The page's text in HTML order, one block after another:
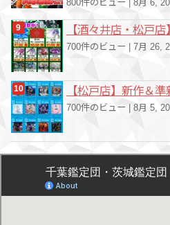
800件のビュー 8月 6,
【酒々井店・松戸
700件のビュー | 7月 26,
【松戸店】新作＆
700件のビュー 8月 5,